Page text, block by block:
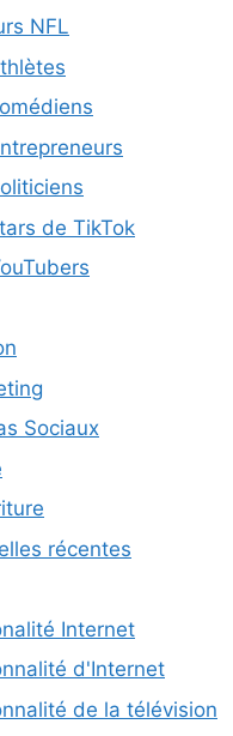
NFL
de TikTok
Sociaux
récentes
Internet
d'Internet
de la télévision